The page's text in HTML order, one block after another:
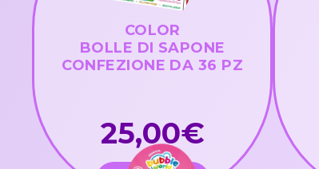
COLOR
BOLLE DI SAPONE
CONFEZIONE DA 36 PZ
25,00€